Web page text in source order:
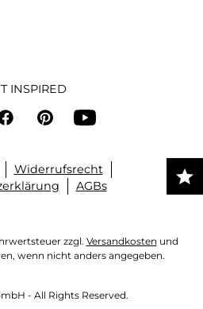
INSPIRED
Widerrufsrecht
AGBs
zzgl. Versandkosten und
wenn nicht anders angegeben.
- All Rights Reserved.